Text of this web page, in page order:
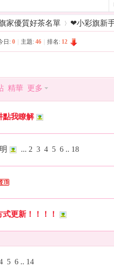
喝茶心得分享 高顏值現役
家優質好茶名單 ❤小彩旗新
日: 0 主題: 46 排名: 12
精華 更多
點我瞭解
... 2 3 4 5 6 .. 18
更新！！！！
5 6 .. 14